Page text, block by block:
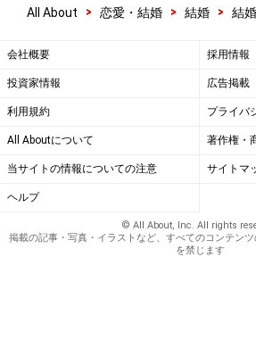
All About > 恋愛・結婚 > 結婚 > 結
会社概要 採用情報
投資家情報 広告掲載
利用規約 プライバ
All Aboutについて 著作権・
当サイトの情報についての注意 サイトマ
ヘルプ
© All About, Inc. All rights
掲載の記事・写真・イラストなど、すべてのコンテン
を禁じます